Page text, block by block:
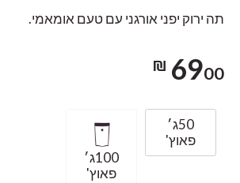
תה ירוק יפני אורגני עם טעם אומאמי.
6900 ₪
50ג׳
פאוץ'
100ג׳
פאוץ'